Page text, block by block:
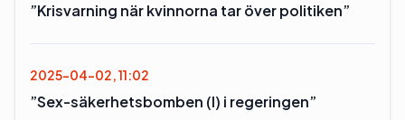
”Krisvarning när kvinnorna tar över politiken”
2025-04-02, 11:02
”Sex-säkerhetsbomben (l) i regeringen”